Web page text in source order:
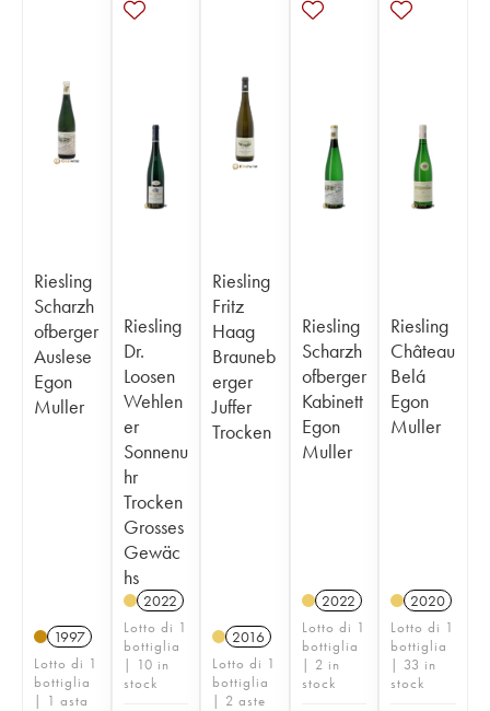
Riesling
Scharzh
ofberger
Auslese
Egon
Muller
1997
Lotto di 1
bottiglia
| 1 asta
Riesling
Dr.
Loosen
Wehlen
er
Sonnenu
hr
Trocken
Grosses
Gewäc
hs
2022
Lotto di 1
bottiglia
| 10 in
stock
Riesling
Fritz
Haag
Brauneb
erger
Juffer
Trocken
2016
Lotto di 1
bottiglia
| 2 aste
Riesling
Scharzh
ofberger
Kabinett
Egon
Muller
2022
Lotto di 1
bottiglia
| 2 in
stock
Riesling
Château
Belá
Egon
Muller
2020
Lotto di 1
bottiglia
| 33 in
stock